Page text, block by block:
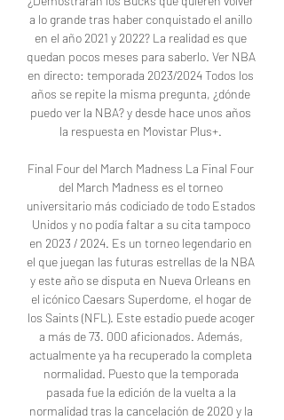
a lo grande tras haber conquistado el anillo
en el año 2021 y 2022? La realidad es que
quedan pocos meses para saberlo. Ver NBA
en directo: temporada 2023/2024 Todos los
años se repite la misma pregunta, ¿dónde
puedo ver la NBA? y desde hace unos años
la respuesta en Movistar Plus+.
Final Four del March Madness La Final Four
del March Madness es el torneo
universitario más codiciado de todo Estados
Unidos y no podía faltar a su cita tampoco
en 2023 / 2024. Es un torneo legendario en
el que juegan las futuras estrellas de la NBA
y este año se disputa en Nueva Orleans en
el icónico Caesars Superdome, el hogar de
los Saints (NFL). Este estadio puede acoger
a más de 73. 000 aficionados. Además,
actualmente ya ha recuperado la completa
normalidad. Puesto que la temporada
pasada fue la edición de la vuelta a la
normalidad tras la cancelación de 2020 y la